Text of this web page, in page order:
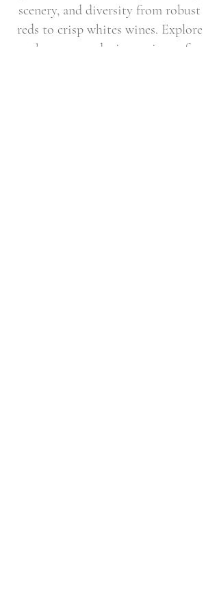
scenery, and diversity from robust
reds to crisp whites wines. Explore
the renowned wine regions of